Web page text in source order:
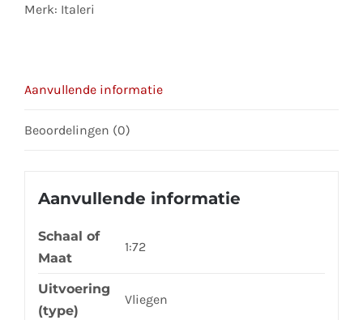
this
Merk: Italeri
Aanvullende informatie
Beoordelingen (0)
Aanvullende informatie
Schaal of
Maat
1:72
Uitvoering
(type)
Vliegen